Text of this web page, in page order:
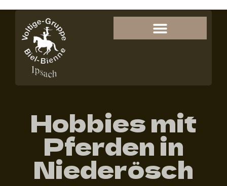
Hobbies mit
Pferden in
Niederösch